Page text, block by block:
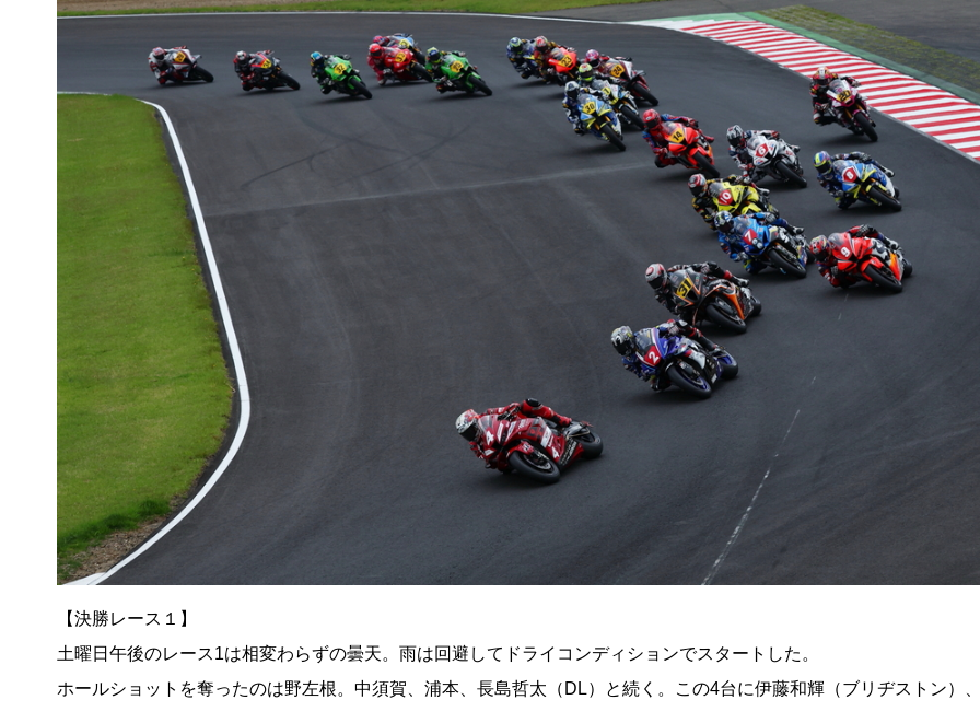
【決勝レース１】
土曜日午後のレース1は相変わらずの曇天。雨は回避してドライコンディションでスタートした。
ホールショットを奪ったのは野左根。中須賀、浦本、長島哲太（DL）と続く。この4台に伊藤和輝（ブリヂストン）